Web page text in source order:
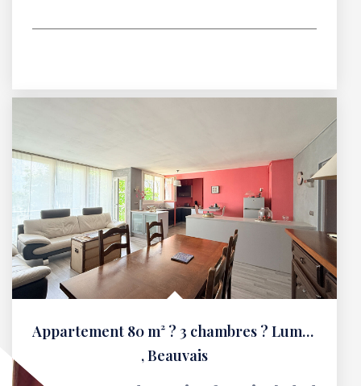
Appartement 80 m² ? 3 chambres ? Lumineux avec balcon
,Beauvais